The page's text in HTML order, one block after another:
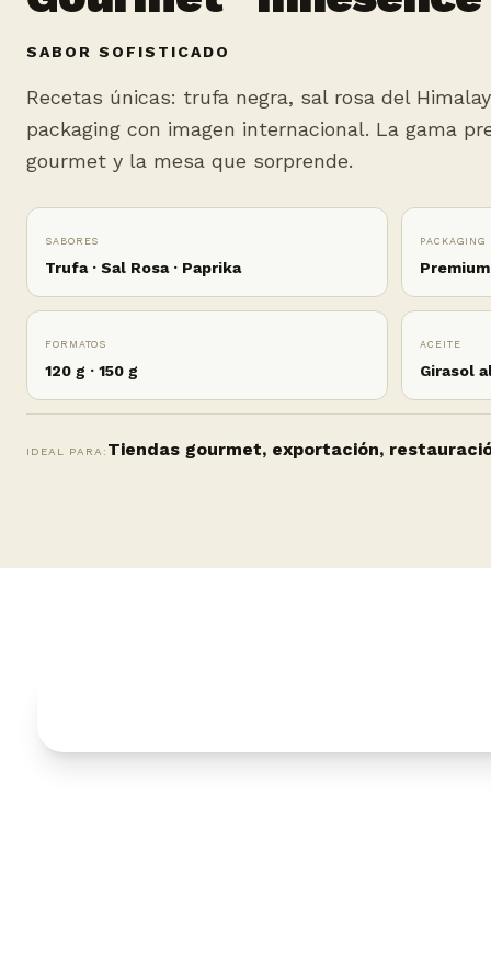
SABOR SOFISTICADO
Recetas únicas: trufa negra, sal rosa del
packaging con imagen internacional. La gama
gourmet y la mesa que sorprende.
SABORES
Trufa · Sal Rosa · Paprika
PACKAGING
FORMATOS
120 g · 150 g
ACEITE
Girasol
IDEAL PARA: Tiendas gourmet, exportación,